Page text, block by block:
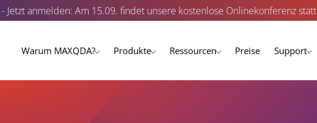
- Jetzt anmelden: Am 15.09. findet unsere kostenlose Onlinekonferenz statt
Warum MAXQDA? Produkte Ressourcen Preise Support